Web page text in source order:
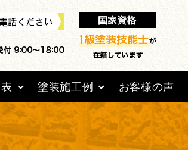
塗装施工例 お客様の声